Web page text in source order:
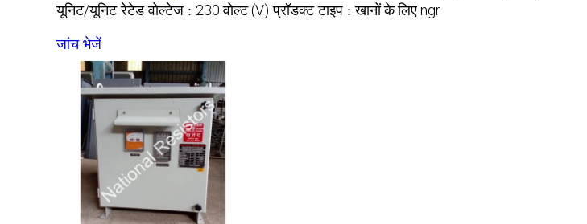
यूनिट/यूनिट रेटेड वोल्टेज : 230 वोल्ट (V) प्रॉडक्ट टाइप :खानों के लिए ngr
जांच भेजें